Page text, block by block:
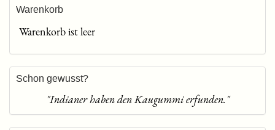
Warenkorb
Warenkorb ist leer
Schon gewusst?
"Indianer haben den Kaugummi erfunden."